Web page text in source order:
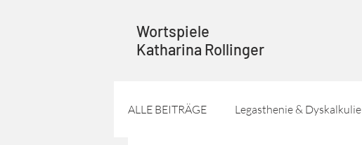
Wortspiele
Katharina Rollinger
ALLE BEITRÄGE Legasthenie & Dyskalkulie